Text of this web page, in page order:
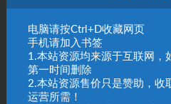
A02-10陈沐三国V2.2+
7
电脑请按Ctrl+D收藏网页
手机请加入书签
1.本站资源均来源于互联网，
第一时间删除
2.本站资源售价只是赞助，收
运营所需！